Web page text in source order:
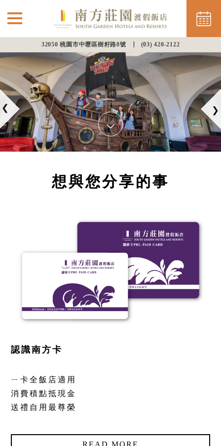
32050 桃園市中壢區樹籽路8號 (03) 420-2122
最新消息 ⌵
南方住房
餐飲美饌
會議渡假
南方聯誼會
LANGUAGE
線上購物
抬頭：樹籽股份有限公司桃園分公司
⌵
想與您分享的事
認識南方卡
ㄧ卡全飯店適用
消費積點抵現金
送禮自用最尊榮
READ MORE